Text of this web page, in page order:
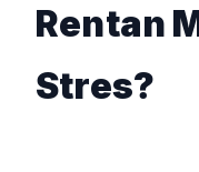
Rentan
Stres?